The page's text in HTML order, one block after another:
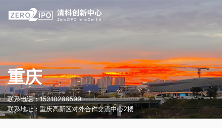
重庆
联系电话：15310288599
联系地址：重庆高新区对外合作交流中心2楼